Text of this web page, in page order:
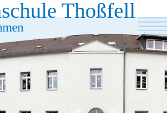
Thoßfell